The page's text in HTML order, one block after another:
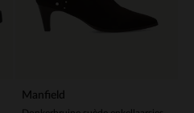
Manfield